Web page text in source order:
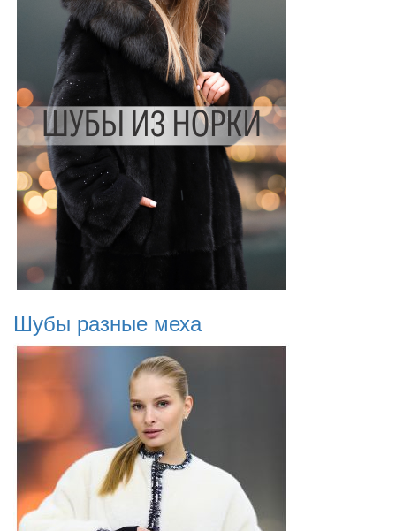
Шубы разные меха